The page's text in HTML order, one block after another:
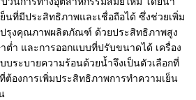
นที่มีประสิทธิภาพและเชื่อถือได้ ซึ่งช่วยเพิ่ม
รุงคุณภาพผลิตภัณฑ์ ด้วยประสิทธิภาพสูง
ต่ำ และการออกแบบที่ปรับขนาดได้ เครื่อง
บระบายความร้อนด้วยน้ำจึงเป็นตัวเลือกที่
ต้องการเพิ่มประสิทธิภาพการทำความเย็น